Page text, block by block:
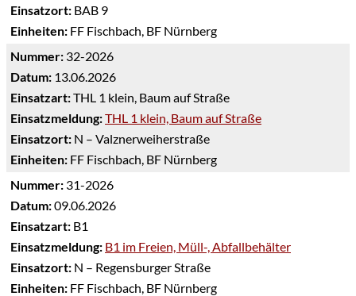
Einsatzort: BAB 9
Einheiten: FF Fischbach, BF Nürnberg
Nummer: 32-2026
Datum: 13.06.2026
Einsatzart:THL 1 klein, Baum auf Straße
Einsatzmeldung:THL 1 klein, Baum auf Straße
Einsatzort: N – Valznerweiherstraße
Einheiten: FF Fischbach, BF Nürnberg
Nummer: 31-2026
Datum:09.06.2026
Einsatzart: B1
Einsatzmeldung: B1 im Freien, Müll-, Abfallbehälter
Einsatzort: N – Regensburger Straße
Einheiten: FF Fischbach, BF Nürnberg